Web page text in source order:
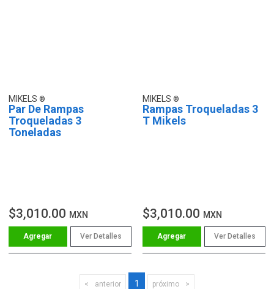
MIKELS
Par De Rampas
Troqueladas 3
Toneladas
$3,010.00 MXN
Ver Detalles
MIKELS
Rampas Troqueladas 3
T Mikels
$3,010.00 MXN
Ver Detalles
anterior 1 próximo